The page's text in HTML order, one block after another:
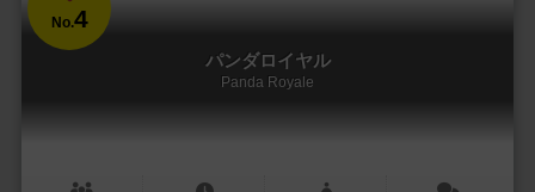
No.4
パンダロイヤル
Panda Royale